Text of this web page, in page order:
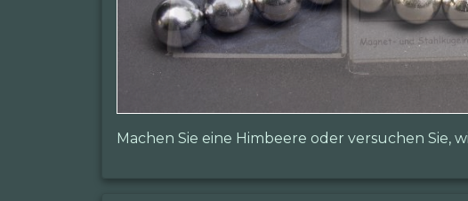
Machen Sie eine Himbeere oder versuchen